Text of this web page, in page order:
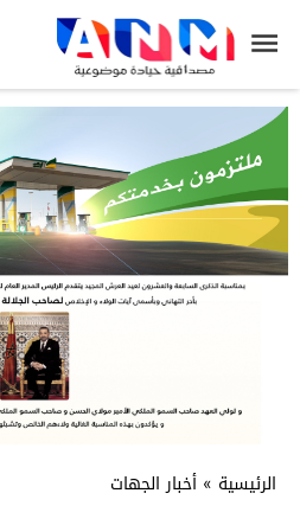
الرئيسية » أخبار الجهات